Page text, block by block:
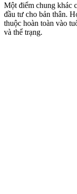
Một điểm chung khác
đầu tư cho bản thân.
thuộc hoàn toàn vào
và thể trạng.